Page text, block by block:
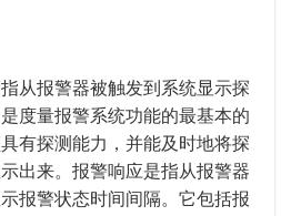
从报警器被触发到系统显示探
度量报警系统功能的最基本的
有探测能力，并能及时地将探
出来。报警响应是指从报警器
报警状态时间间隔。它包括报